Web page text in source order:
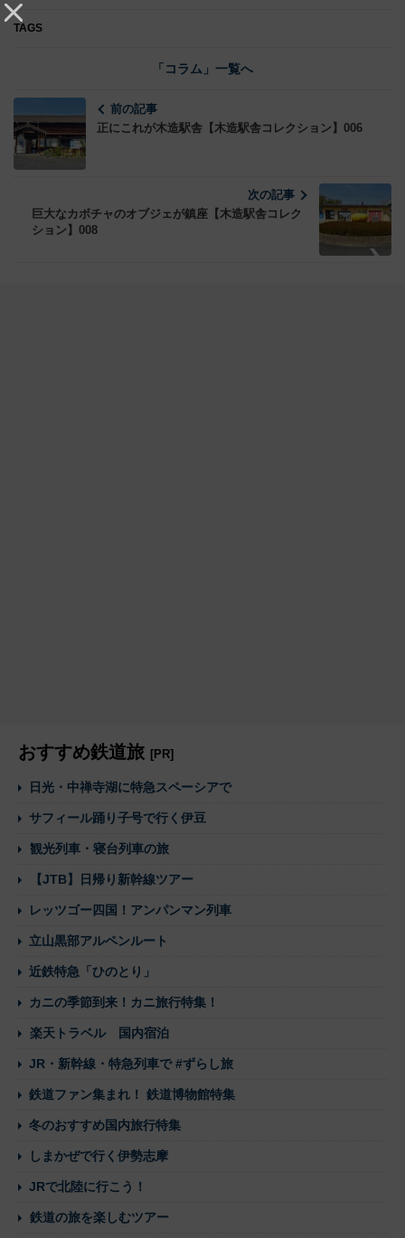
TAGS
「コラム」一覧へ
前の記事
正にこれが木造駅舎【木造駅舎コレクション】006
次の記事
巨大なカボチャのオブジェが鎮座【木造駅舎コレク
ション】008
おすすめ鉄道旅 [PR]
日光・中禅寺湖に特急スペーシアで
サフィール踊り子号で行く伊豆
観光列車・寝台列車の旅
【JTB】日帰り新幹線ツアー
レッツゴー四国！アンパンマン列車
立山黒部アルペンルート
近鉄特急「ひのとり」
カニの季節到来！カニ旅行特集！
楽天トラベル 国内宿泊
JR・新幹線・特急列車で #ずらし旅
鉄道ファン集まれ！ 鉄道博物館特集
冬のおすすめ国内旅行特集
しまかぜで行く伊勢志摩
JRで北陸に行こう！
鉄道の旅を楽しむツアー